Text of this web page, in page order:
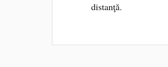
distanţă.